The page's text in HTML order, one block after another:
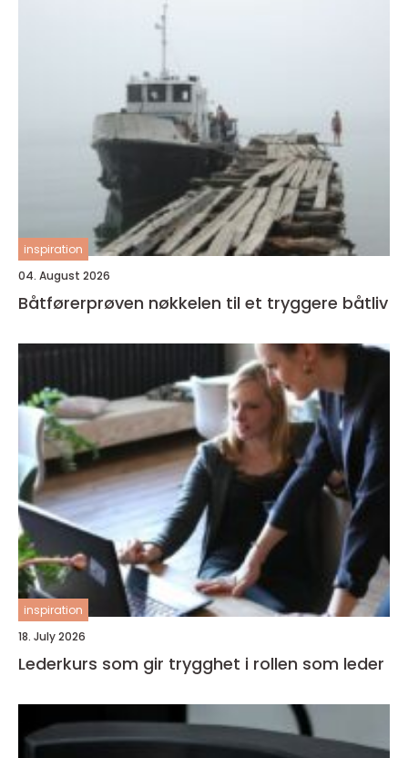
inspiration
04. August 2026
Båtførerprøven nøkkelen til et tryggere båtliv
inspiration
18. July 2026
Lederkurs som gir trygghet i rollen som leder